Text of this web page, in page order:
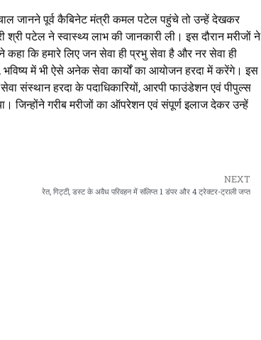
जानने पूर्व कैबिनेट मंत्री कमल पटेल पहुंचे तो उन्हें देखकर
पटेल ने स्वास्थ्य लाभ की जानकारी ली। इस दौरान मरीजों ने
कि हमारे लिए जन सेवा ही प्रभु सेवा है और नर सेवा ही
में भी ऐसे अनेक सेवा कार्यों का आयोजन हरदा में करेंगे। इस
संस्थान हरदा के पदाधिकारियों, आरपी फाउंडेशन एवं पीपुल्स
जिन्होंने गरीब मरीजों का ऑपरेशन एवं संपूर्ण इलाज देकर उन्हें
NEXT
रेत, गिट्टी, डस्ट के अवैध परिवहन में संलिप्त 1 डंपर और 4 ट्रेक्टर-ट्राली जप्त